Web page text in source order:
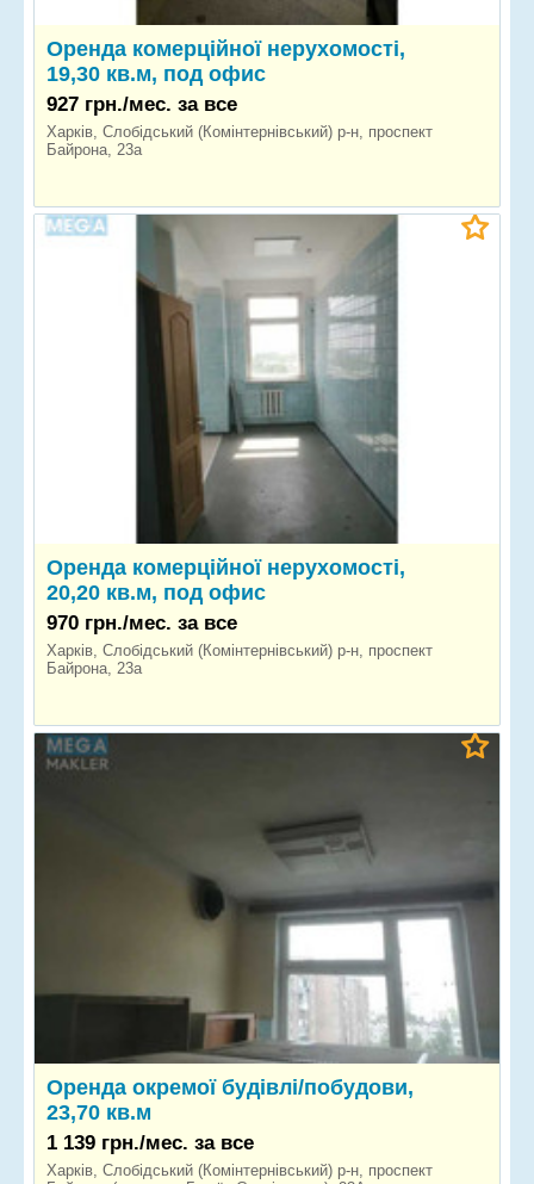
Оренда комерційної нерухомості,
19,30 кв.м, под офис
927 грн./мес. за все
Харків, Слобідський (Комінтернівський) р-н, проспект
Байрона, 23а
Оренда комерційної нерухомості,
20,20 кв.м, под офис
970 грн./мес. за все
Харків, Слобідський (Комінтернівський) р-н, проспект
Байрона, 23а
Оренда окремої будівлі/побудови,
23,70 кв.м
1 139 грн./мес. за все
Харків, Слобідський (Комінтернівський) р-н, проспект